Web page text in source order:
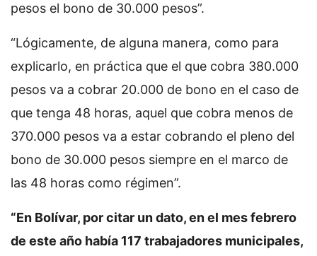
pesos el bono de 30.000 pesos”.
“Lógicamente, de alguna manera, como para
explicarlo, en práctica que el que cobra 380.000
pesos va a cobrar 20.000 de bono en el caso de
que tenga 48 horas, aquel que cobra menos de
370.000 pesos va a estar cobrando el pleno del
bono de 30.000 pesos siempre en el marco de
las 48 horas como régimen”.
“En Bolívar, por citar un dato, en el mes febrero
de este año había 117 trabajadores municipales,